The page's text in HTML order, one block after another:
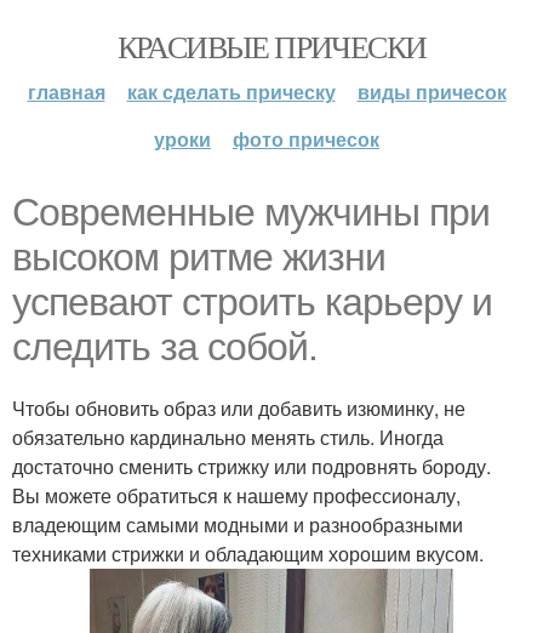
КРАСИВЫЕ ПРИЧЕСКИ
главная как сделать прическу
виды причесок
уроки
фото причесок
Современные мужчины при
высоком ритме жизни
успевают строить карьеру и
следить за собой.
Чтобы обновить образ или добавить изюминку, не
обязательно кардинально менять стиль. Иногда
достаточно сменить стрижку или подровнять бороду.
Вы можете обратиться к нашему профессионалу,
владеющим самыми модными и разнообразными
техниками стрижки и обладающим хорошим вкусом.